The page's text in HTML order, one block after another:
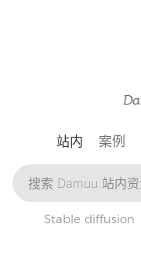
站内 案例
Stable diffusion